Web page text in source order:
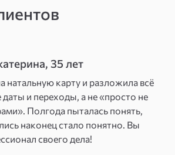
позитивное влияние
достигать успеха
А у других ситуация
противоположная.
рода препятствия
пути к успеху. А бывают
человек с детства не любит
35 лет
натальную карту и разложила всё
и переходы, а не «просто не
Полгода пыталась понять,
наконец стало понятно. Вы
своего дела!